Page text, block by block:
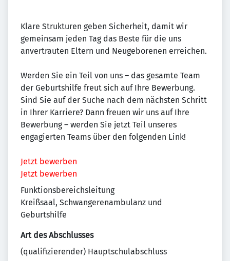
Klare Strukturen geben Sicherheit, damit wir
gemeinsam jeden Tag das Beste für die uns
anvertrauten Eltern und Neugeborenen erreichen.
Werden Sie ein Teil von uns – das gesamte Team
der Geburtshilfe freut sich auf Ihre Bewerbung.
Sind Sie auf der Suche nach dem nächsten Schritt
in Ihrer Karriere? Dann freuen wir uns auf Ihre
Bewerbung – werden Sie jetzt Teil unseres
engagierten Teams über den folgenden Link!
Jetzt bewerben
Jetzt bewerben
Funktionsbereichsleitung
Kreißsaal, Schwangerenambulanz und
Geburtshilfe
Art des Abschlusses
(qualifizierender) Hauptschulabschluss